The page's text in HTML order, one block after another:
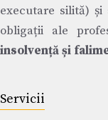
executare silită) și
obligații ale
insolvență și
Servicii